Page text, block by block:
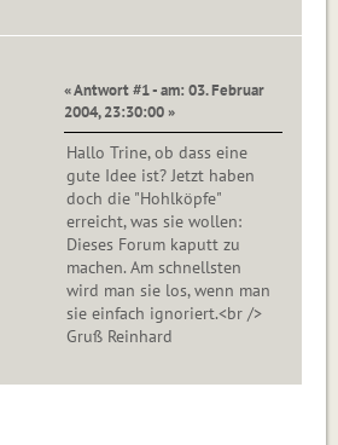
« Antwort #1 - am: 03. Februar
2004, 23:30:00 »
Hallo Trine, ob dass eine
gute Idee ist? Jetzt haben
doch die "Hohlköpfe"
erreicht, was sie wollen:
Dieses Forum kaputt zu
machen. Am schnellsten
wird man sie los, wenn man
sie einfach ignoriert.<br />
Gruß Reinhard